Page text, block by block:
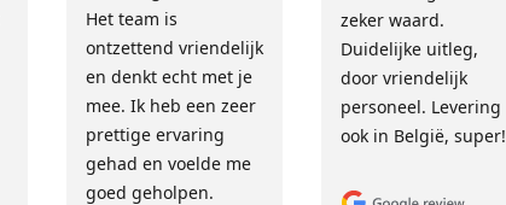
Het team is
ontzettend vriendelijk
en denkt echt met je
mee. Ik heb een zeer
prettige ervaring
gehad en voelde me
goed geholpen.
zeker waard.
Duidelijke uitleg,
door vriendelijk
personeel. Levering
ook in België, super!